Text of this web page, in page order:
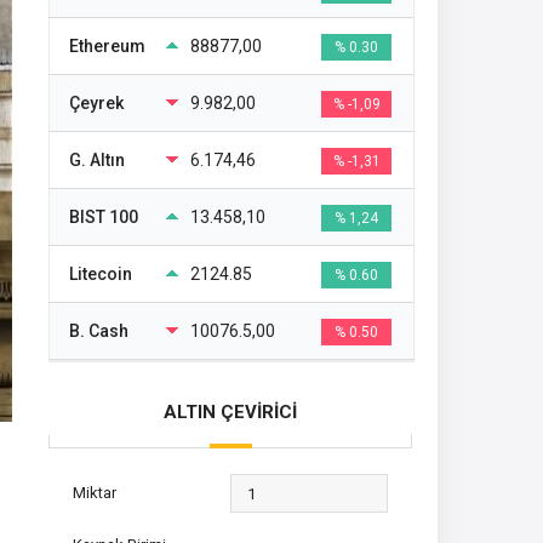
Ethereum 88877,00 % 0.30
Çeyrek 9.982,00 % -1,09
G. Altın 6.174,46 % -1,31
BIST 100 13.458,10 % 1,24
Litecoin 2124.85 % 0.60
B. Cash 10076.5,00 % 0.50
ALTIN ÇEVİRİCİ
Miktar